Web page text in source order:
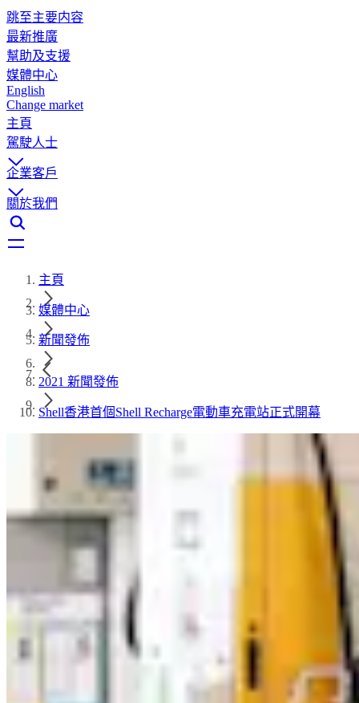
跳至主要内容
最新推廣
幫助及支援
媒體中心
English
Change market
主頁
駕駛人士
企業客戶
關於我們
主頁
媒體中心
新聞發佈
2021 新聞發佈
Shell香港首個Shell Recharge電動車充電站正式開幕